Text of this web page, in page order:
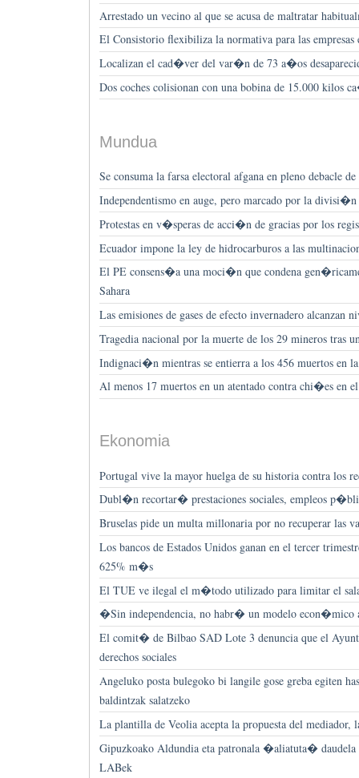
Arrestado un vecino al que se acusa de maltratar
El Consistorio flexibiliza la normativa para las empresas
Localizan el cad�ver del var�n de 73 a�os
Dos coches colisionan con una bobina de 15.000 kilos
Mundua
Se consuma la farsa electoral afgana en pleno debacle
Independentismo en auge, pero marcado por la divisi�n
Protestas en v�speras de acci�n de gracias por los
Ecuador impone la ley de hidrocarburos a las
El PE consens�a una moci�n que condena
Sahara
Las emisiones de gases de efecto invernadero alcanzan
Tragedia nacional por la muerte de los 29 mineros tras
Indignaci�n mientras se entierra a los 456 muertos en
Al menos 17 muertos en un atentado contra chi�es en
Ekonomia
Portugal vive la mayor huelga de su historia contra los
Dubl�n recortar� prestaciones sociales, empleos
Bruselas pide un multa millonaria por no recuperar las
Los bancos de Estados Unidos ganan en el tercer
625% m�s
El TUE ve ilegal el m�todo utilizado para limitar el
�Sin independencia, no habr� un modelo
El comit� de Bilbao SAD Lote 3 denuncia que el
derechos sociales
Angeluko posta bulegoko bi langile gose greba egiten
baldintzak salatzeko
La plantilla de Veolia acepta la propuesta del mediador,
Gipuzkoako Aldundia eta patronala �aliatuta� daudela
LABek